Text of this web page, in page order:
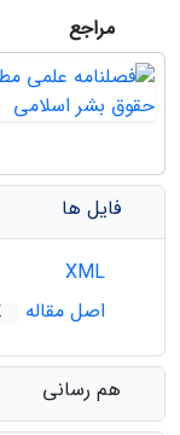
مراجع
فایل ها
اصل مقاله
هم رسانی